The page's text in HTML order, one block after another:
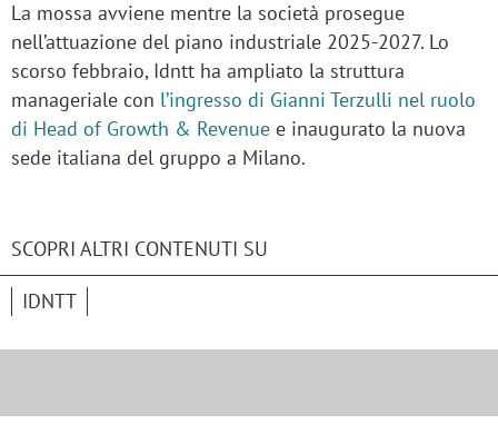
La mossa avviene mentre la società prosegue
nell’attuazione del piano industriale 2025-2027. Lo
scorso febbraio, Idntt ha ampliato la struttura
manageriale con l’ingresso di Gianni Terzulli nel ruolo
di Head of Growth & Revenue e inaugurato la nuova
sede italiana del gruppo a Milano.
SCOPRI ALTRI CONTENUTI SU
IDNTT